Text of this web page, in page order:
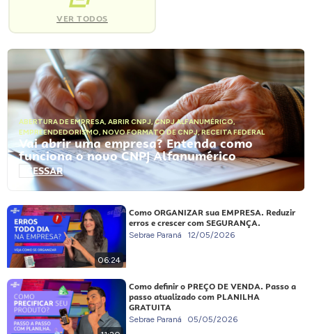
VER TODOS
ABERTURA DE EMPRESA, ABRIR CNPJ,CNPJ ALFANUMÉRICO,
EMPREENDEDORISMO, NOVO FORMATO DE CNPJ,RECEITA FEDERAL
Vai abrir uma empresa? Entenda como
funciona o novo CNPJ Alfanumérico
ACESSAR
06:24
Como ORGANIZAR sua EMPRESA. Reduzir
erros e crescer com SEGURANÇA.
Sebrae Paraná 12/05/2026
Como definir o PREÇO DE VENDA. Passo a
passo atualizado com PLANILHA
GRATUITA
Sebrae Paraná 05/05/2026